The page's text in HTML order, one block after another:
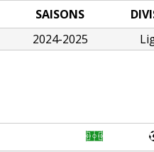
SAISONS
2024-2025